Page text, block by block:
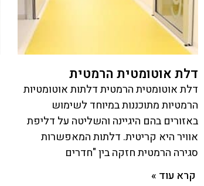
דלת אוטומטית הרמטית
דלת אוטומטית הרמטית דלתות אוטומטיות
הרמטיות מתוכננות במיוחד לשימוש
באזורים בהם היגיינה והשליטה על דליפת
אוויר היא קריטית. דלתות המאפשרות
סגירה הרמטית חזקה בין "חדרים
קרא עוד »